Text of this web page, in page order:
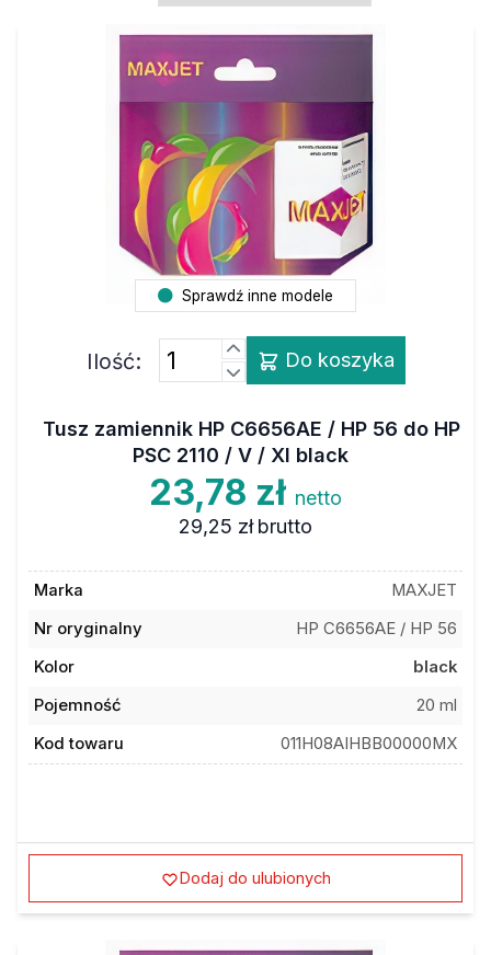
Sprawdź inne modele
Ilość: Do koszyka
Tusz zamiennik HP C6656AE / HP 56 do HP
PSC 2110 / V / XI black
23,78 zł netto
29,25 zł brutto
Marka
MAXJET
Nr oryginalny
HP C6656AE / HP 56
Kolor
black
Pojemność
20 ml
Kod towaru
011H08AIHBB00000MX
Dodaj do ulubionych